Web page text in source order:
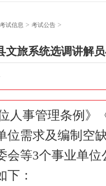
考试信息 > 考试公告 >
文旅系统选调讲解
人事管理条例》
位需求及编制空
会等3个事业单
下：